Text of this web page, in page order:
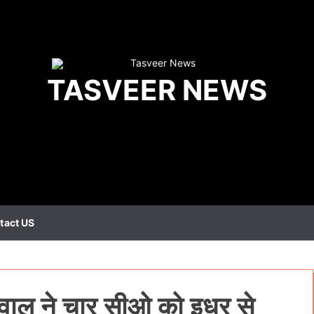
TASVEER NEWS
US
ने चार सीओ को इधर से